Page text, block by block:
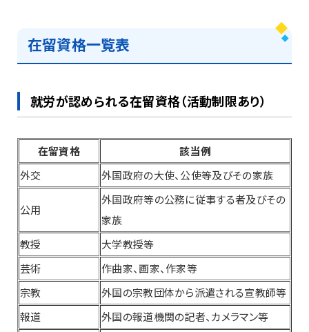
在留資格一覧表
就労が認められる在留資格（活動制限あり）
在留資格
該当例
外交
外国政府の大使、公使等及びその家族
公用
外国政府等の公務に従事する者及びその
家族
教授
大学教授等
芸術
作曲家、画家、作家等
宗教
外国の宗教団体から派遣される宣教師等
報道
外国の報道機関の記者、カメラマン等